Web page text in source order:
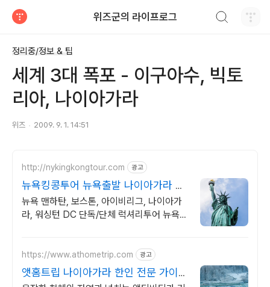
위즈군의 라이프로그
정리중/정보 & 팁
세계 3대 폭포 - 이구아수, 빅토
리아, 나이아가라
위즈 2009. 9. 1. 14:51
http://nykingkongtour.com 광고
뉴욕킹콩투어 뉴욕출발 나이아가라 당
일투어
뉴욕 맨하탄, 보스톤, 아이비리그, 나이아가
라, 워싱턴 DC 단독/단체 럭셔리투어 뉴욕
https://www.athometrip.com 광고
앳홈트립 나이아가라 한인 전문 가이드